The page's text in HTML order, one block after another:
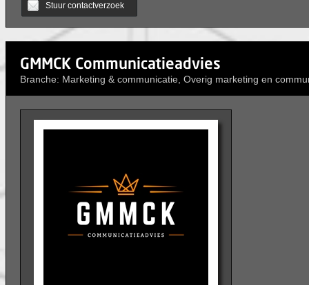
Stuur contactverzoek
GMMCK Communicatieadvies
Branche: Marketing & communicatie, Overig marketing en